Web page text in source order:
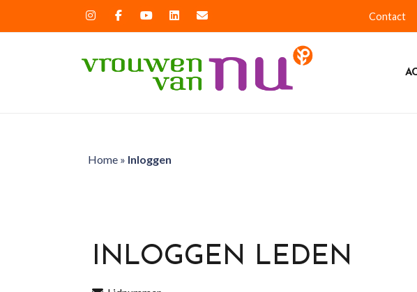
Contact
Home» Inloggen
INLOGGEN LEDEN